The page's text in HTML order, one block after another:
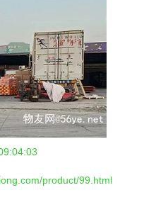
product/99.html